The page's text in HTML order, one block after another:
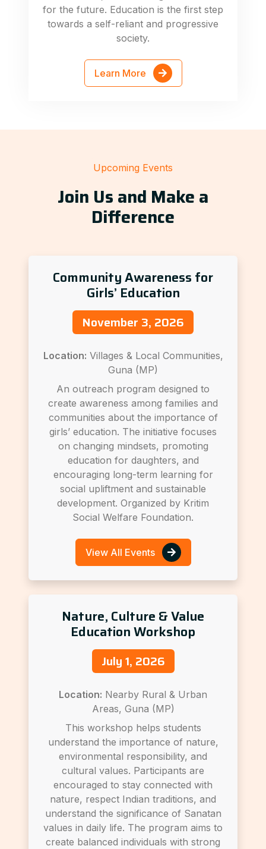
for the future. Education is the first step
towards a self-reliant and progressive
society.
Learn More
Upcoming Events
Join Us and Make a
Difference
Community Awareness for
Girls’ Education
November 3, 2026
Location: Villages & Local Communities,
Guna (MP)
An outreach program designed to
create awareness among families and
communities about the importance of
girls’ education. The initiative focuses
on changing mindsets, promoting
education for daughters, and
encouraging long-term learning for
social upliftment and sustainable
development. Organized by Kritim
Social Welfare Foundation.
View All Events
Nature, Culture & Value
Education Workshop
July 1, 2026
Location: Nearby Rural & Urban
Areas, Guna (MP)
This workshop helps students
understand the importance of nature,
environmental responsibility, and
cultural values. Participants are
encouraged to stay connected with
nature, respect Indian traditions, and
understand the significance of Sanatan
values in daily life. The program aims to
create balanced individuals with strong